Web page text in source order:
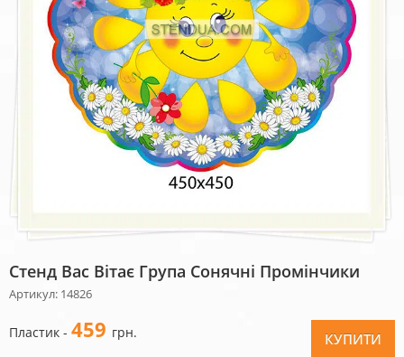
Стенд Вас Вітає Група Сонячні Промінчики
Артикул: 14826
Пластик - 459 грн. КУПИТИ